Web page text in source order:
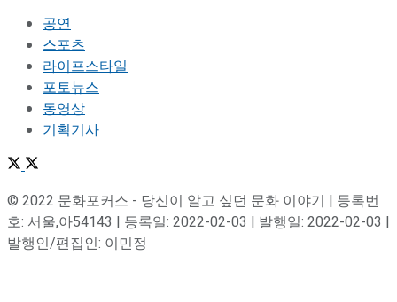
공연
스포츠
라이프스타일
포토뉴스
동영상
기획기사
© 2022 문화포커스 - 당신이 알고 싶던 문화 이야기 | 등록번
호: 서울,아54143 | 등록일: 2022-02-03 | 발행일: 2022-02-03 |
발행인/편집인: 이민정